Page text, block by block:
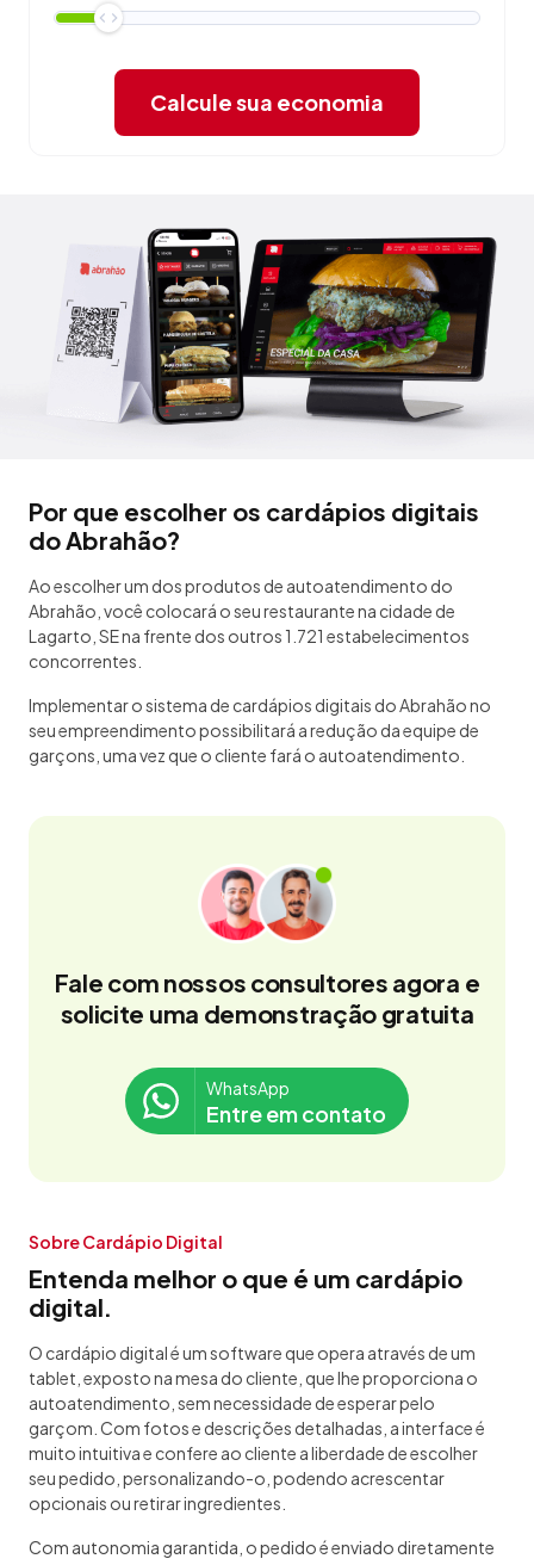
Calcule sua economia
Por que escolher os cardápios digitais
do Abrahão?
Ao escolher um dos produtos de autoatendimento do
Abrahão, você colocará o seu restaurante na cidade de
Lagarto, SE na frente dos outros 1.721 estabelecimentos
concorrentes.
Implementar o sistema de cardápios digitais do Abrahão no
seu empreendimento possibilitará a redução da equipe de
garçons, uma vez que o cliente fará o autoatendimento.
Fale com nossos consultores agora e
solicite uma demonstração gratuita
WhatsApp
Entre em contato
Sobre Cardápio Digital
Entenda melhor o que é um cardápio
digital.
O cardápio digital é um software que opera através de um
tablet, exposto na mesa do cliente, que lhe proporciona o
autoatendimento, sem necessidade de esperar pelo
garçom. Com fotos e descrições detalhadas, a interface é
muito intuitiva e confere ao cliente a liberdade de escolher
seu pedido, personalizando-o, podendo acrescentar
opcionais ou retirar ingredientes.
Com autonomia garantida, o pedido é enviado diretamente